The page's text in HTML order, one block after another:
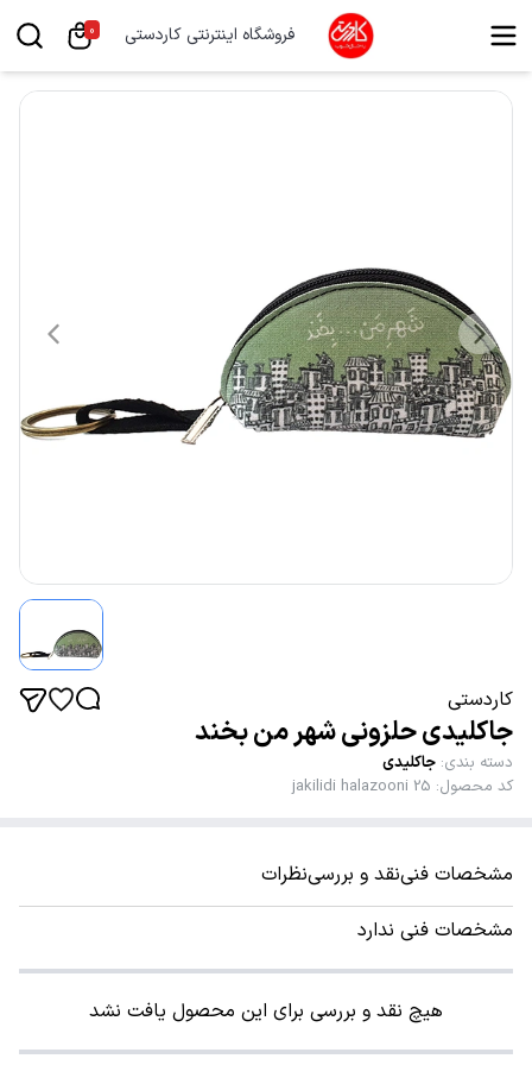
فروشگاه اینترنتی کاردستی 0
کاردستی
جاکلیدی حلزونی شهر من بخند
دسته بندی: جاکلیدی
کد محصول:
jakilidi halazooni 25
مشخصات فنینقد و بررسینظرات
مشخصات فنی ندارد
هیچ نقد و بررسی برای این محصول یافت نشد